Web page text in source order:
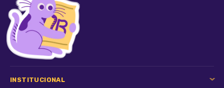
Fique tranquilo, todos os nossos produtos são originais,
adquiridos através de distribuidores credenciados!
INSTITUCIONAL